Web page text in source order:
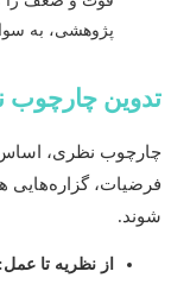
پژوهشی، به سوال
چارچوب
نظری، اساس
گزاره‌هایی
از نظریه تا عمل: